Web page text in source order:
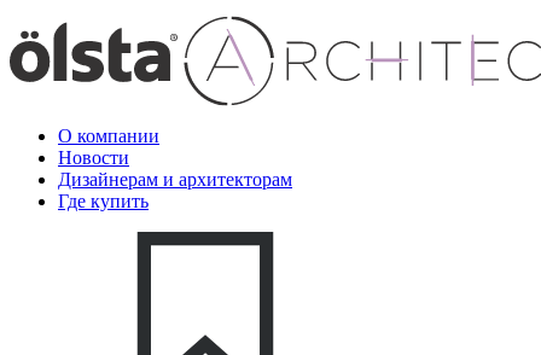
О компании
Новости
Дизайнерам и архитекторам
Где купить